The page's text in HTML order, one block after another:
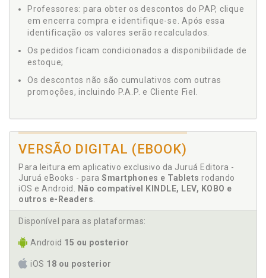
Professores: para obter os descontos do PAP, clique
em encerra compra e identifique-se. Após essa
identificação os valores serão recalculados.
Os pedidos ficam condicionados a disponibilidade de
estoque;
Os descontos não são cumulativos com outras
promoções, incluindo P.A.P. e Cliente Fiel.
VERSÃO DIGITAL (EBOOK)
Para leitura em aplicativo exclusivo da Juruá Editora -
Juruá eBooks - para Smartphones e Tablets rodando
iOS e Android.
Não compatível KINDLE, LEV, KOBO e
outros e-Readers
Disponível para as plataformas:
Android 15 ou posterior
iOS 18 ou posterior